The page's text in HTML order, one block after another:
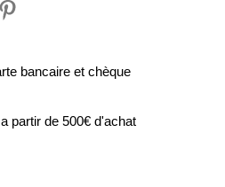
bancaire et chèque
partir de 500€ d'achat